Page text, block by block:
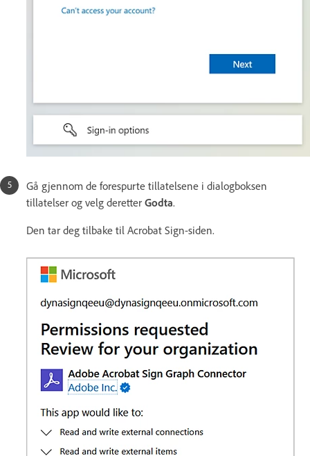
Gå gjennom de forespurte tillatelsene i dialogboksen
tillatelser og velg deretter Godta.
Den tar deg tilbake til Acrobat Sign-siden.